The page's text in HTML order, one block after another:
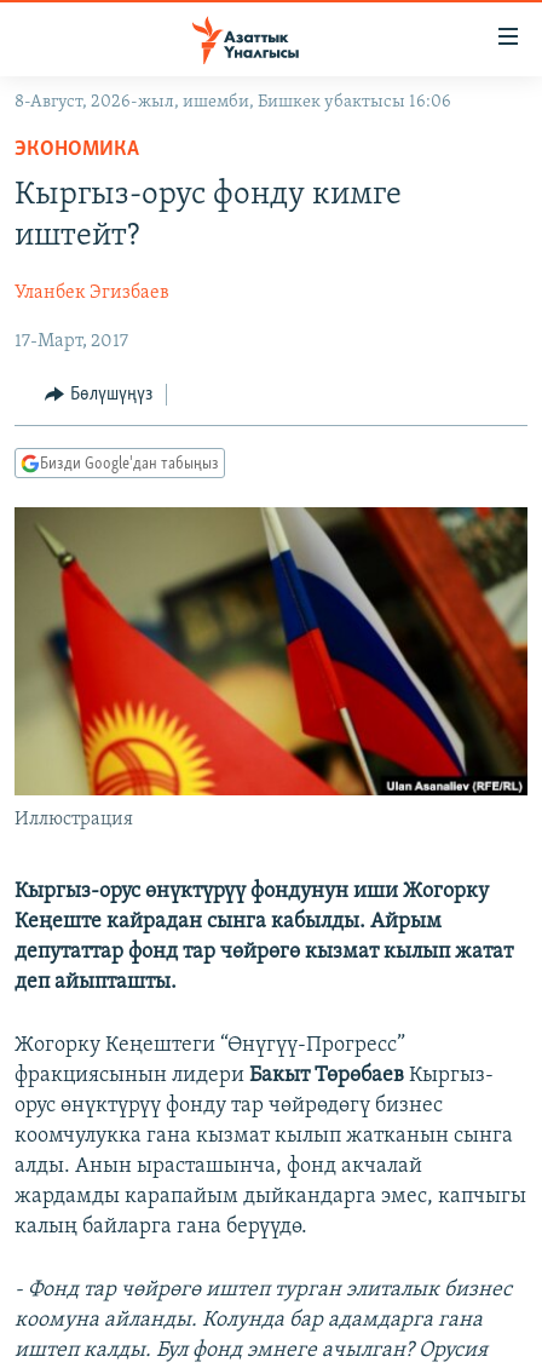
Навигацияга
өтүңүз
Издөөгө
салыңызКЫРГЫЗСТАН
ЭКОНОМИКА
МАДАНИЯТ
ДҮЙНӨ
БОРБОР АЗИЯ
АТАЙЫН ИЛИКТӨӨ
ТВ ПРОГРАММАЛАР
БҮГҮН АЗАТТЫКТА
БИЗ ЖАНА ДҮЙНӨ
ЭЖЕ-СИҢДИЛЕР
АЗАТТЫК+
ЫҢГАЙСЫЗ СУРООЛОР
ПОДКАСТ
ӨЗГӨЧӨ ПИКИР
ОНЛАЙН ШЕРИНЕ
ЭЕ/АРнун бардык сайттары
8-Август, 2026-жыл, ишемби, Бишкек убактысы 16:06
ЭКОНОМИКА
Кыргыз-орус фонду кимге
иштейт?
Уланбек Эгизбаев
17-Март, 2017
Бөлүшүңүз
Бизди Google'дан табыңыз
Иллюстрация
Кыргыз-орус өнүктүрүү фондунун иши Жогорку
Кеңеште кайрадан сынга кабылды. Айрым
депутаттар фонд тар чөйрөгө кызмат кылып жатат
деп айыпташты.
Жогорку Кеңештеги “Өнүгүү-Прогресс”
фракциясынын лидери Бакыт Төрөбаев Кыргыз-
орус өнүктүрүү фонду тар чөйрөдөгү бизнес
коомчулукка гана кызмат кылып жатканын сынга
алды. Анын ырасташынча, фонд акчалай
жардамды карапайым дыйкандарга эмес, капчыгы
калың байларга гана берүүдө.
- Фонд тар чөйрөгө иштеп турган элиталык бизнес
коомуна айланды. Колунда бар адамдарга гана
иштеп калды. Бул фонд эмнеге ачылган? Орусия